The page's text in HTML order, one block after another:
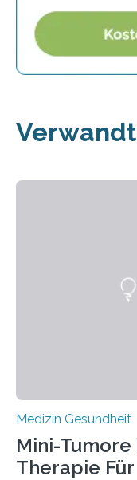
Medizin Gesundheit
Mini-
Therapie